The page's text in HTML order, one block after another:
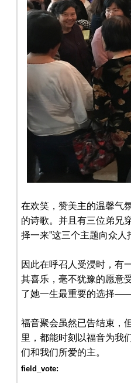
在欢笑，赞美主的温馨气
的诗歌。并且有三位弟兄
择一来”这三个主题向众人
因此在呼召人受浸时，有
其喜乐，毫不犹豫的愿意
了她一生最重要的选择——
福音聚会虽然已告结束，
里，都能时刻以福音为我
们和我们所爱的主。
field_vote: